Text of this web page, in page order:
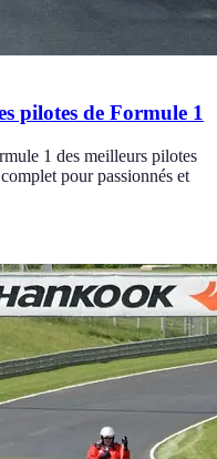
pilotes de Formule 1
1 des meilleurs pilotes
pour passionnés et